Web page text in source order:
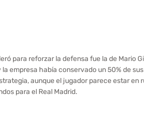
para reforzar la defensa fue la de Mario
empresa había conservado un 50% de
aunque el jugador parece estar en
para el Real Madrid.